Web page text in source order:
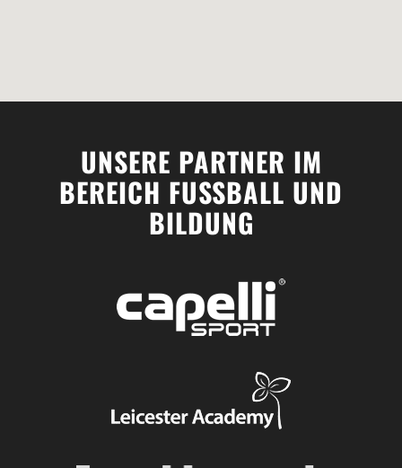
UNSERE PARTNER IM
BEREICH FUSSBALL UND
BILDUNG